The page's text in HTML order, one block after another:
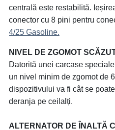
centrală este restabilită.
conector cu 8 pini pentru
4/25 Gasoline.
NIVEL DE ZGOMOT
Datorită unei carcase
un nivel minim de zgomot de
dispozitivului va fi cât se
deranja pe ceilalți.
ALTERNATOR DE ÎNALTĂ